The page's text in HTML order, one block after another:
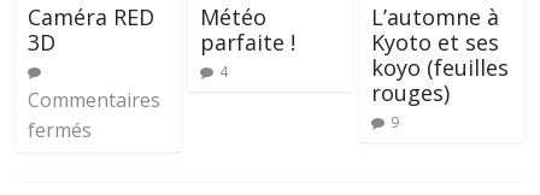
Caméra RED
3D
Commentaires
fermés
Météo
parfaite !
4
L’automne à
Kyoto et ses
koyo (feuilles
rouges)
9